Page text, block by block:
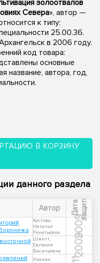
золоотвалов
Севера», автор —
к типу:
25.00.36.
в 2006 году.
код товара:
основные
название, автора, год,
В КОРЗИНУ
данного раздела
Автор Д
а
т
а
з
а
щ
и
ты
Кустова,
Наталья
Ринатьевна
2009
Шмитт,
Евгения
Васильевна
2009
Унанян,